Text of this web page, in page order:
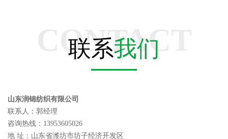
CONTACT
联系我们
山东润锦纺织有限公司
联系人：郭经理
咨询热线：13953605026
地 址：山东省潍坊市坊子经济开发区